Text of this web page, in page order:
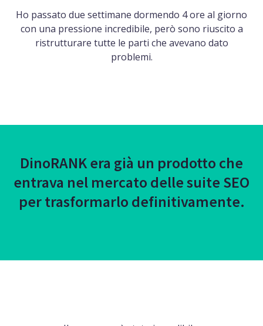
Ho passato due settimane dormendo 4 ore al giorno
con una pressione incredibile, però sono riuscito a
ristrutturare tutte le parti che avevano dato
problemi.
DinoRANK era già un prodotto che
entrava nel mercato delle suite SEO
per trasformarlo definitivamente.